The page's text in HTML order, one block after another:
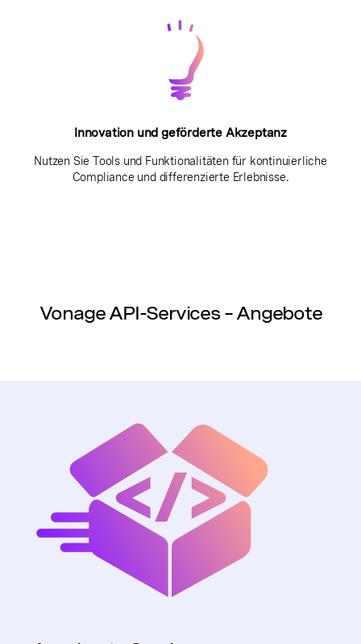
Innovation und geförderte Akzeptanz
Nutzen Sie Tools und Funktionalitäten für kontinuierliche
Compliance und differenzierte Erlebnisse.
Vonage API-Services – Angebote